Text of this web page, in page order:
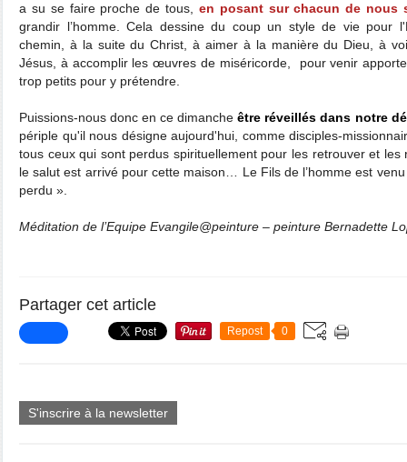
a su se faire proche de tous, en posant sur chacun de nous
grandir l’homme. Cela dessine du coup un style de vie pour
chemin, à la suite du Christ, à aimer à la manière du Dieu, à
Jésus, à accomplir les œuvres de miséricorde, pour venir
trop petits pour y prétendre.
Puissions-nous donc en ce dimanche être réveillés dans notre
périple qu'il nous désigne aujourd'hui, comme disciples-
tous ceux qui sont perdus spirituellement pour les retrouver et les
le salut est arrivé pour cette maison… Le Fils de l’homme est
perdu ».
Méditation de l’Equipe Evangile@peinture – peinture Bernadette
Partager cet article
Repost 0
S'inscrire à la newsletter